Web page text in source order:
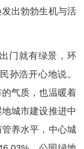
出勃勃生机与活
门就有绿景，环
孙浩开心地说。
气质，也温暖着
城市建设推进中
养水平，中心城